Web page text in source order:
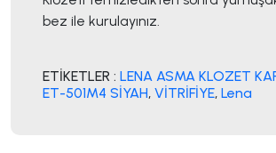
bez ile kurulayınız.
ETİKETLER : LENA ASMA KLOZET
ET-501M4 SİYAH, VİTRİFİYE, Lena